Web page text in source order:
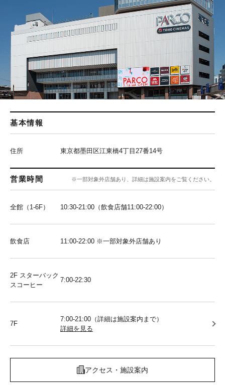
基本情報
住所 東京都墨田区江東橋4丁目27番14号
営業時間 ※一部対象外店舗あり、詳細は施設案内をご覧ください。
全館（1-6F） 10:30-21:00（飲食店舗11:00-22:00）
飲食店 11:00-22:00 ※一部対象外店舗あり
2F スターバック
スコーヒー
7:00-22:30
7F
7:00-21:00（詳細は施設案内まで）
詳細を見る
アクセス・施設案内